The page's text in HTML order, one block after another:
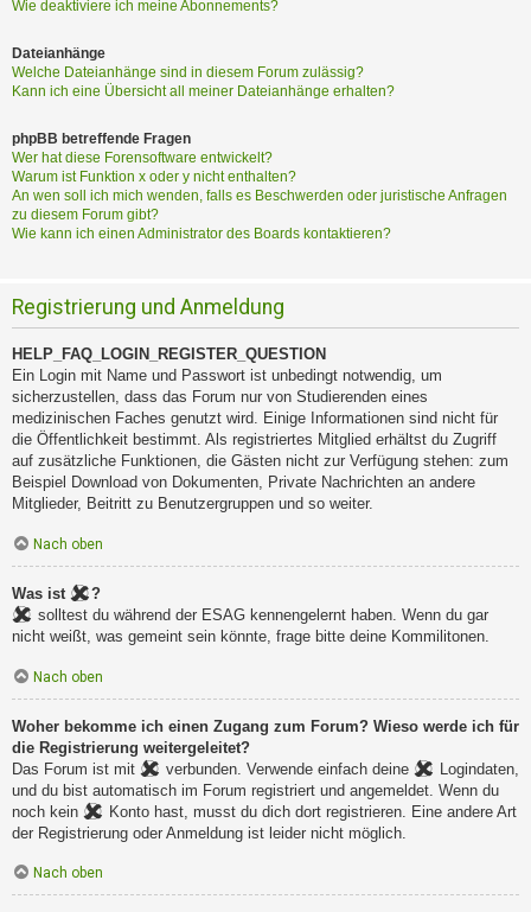
Wie deaktiviere ich meine Abonnements?
Dateianhänge
Welche Dateianhänge sind in diesem Forum zulässig?
Kann ich eine Übersicht all meiner Dateianhänge erhalten?
phpBB betreffende Fragen
Wer hat diese Forensoftware entwickelt?
Warum ist Funktion x oder y nicht enthalten?
An wen soll ich mich wenden, falls es Beschwerden oder juristische Anfragen
zu diesem Forum gibt?
Wie kann ich einen Administrator des Boards kontaktieren?
Registrierung und Anmeldung
HELP_FAQ_LOGIN_REGISTER_QUESTION
Ein Login mit Name und Passwort ist unbedingt notwendig, um
sicherzustellen, dass das Forum nur von Studierenden eines
medizinischen Faches genutzt wird. Einige Informationen sind nicht für
die Öffentlichkeit bestimmt. Als registriertes Mitglied erhältst du Zugriff
auf zusätzliche Funktionen, die Gästen nicht zur Verfügung stehen: zum
Beispiel Download von Dokumenten, Private Nachrichten an andere
Mitglieder, Beitritt zu Benutzergruppen und so weiter.
Nach oben
Was ist
?
solltest du während der ESAG kennengelernt haben. Wenn du gar
nicht weißt, was gemeint sein könnte, frage bitte deine Kommilitonen.
Nach oben
Woher bekomme ich einen Zugang zum Forum? Wieso werde ich für
die Registrierung weitergeleitet?
Das Forum ist mit
verbunden. Verwende einfach deine
Logindaten,
und du bist automatisch im Forum registriert und angemeldet. Wenn du
noch kein
Konto hast, musst du dich dort registrieren. Eine andere Art
der Registrierung oder Anmeldung ist leider nicht möglich.
Nach oben